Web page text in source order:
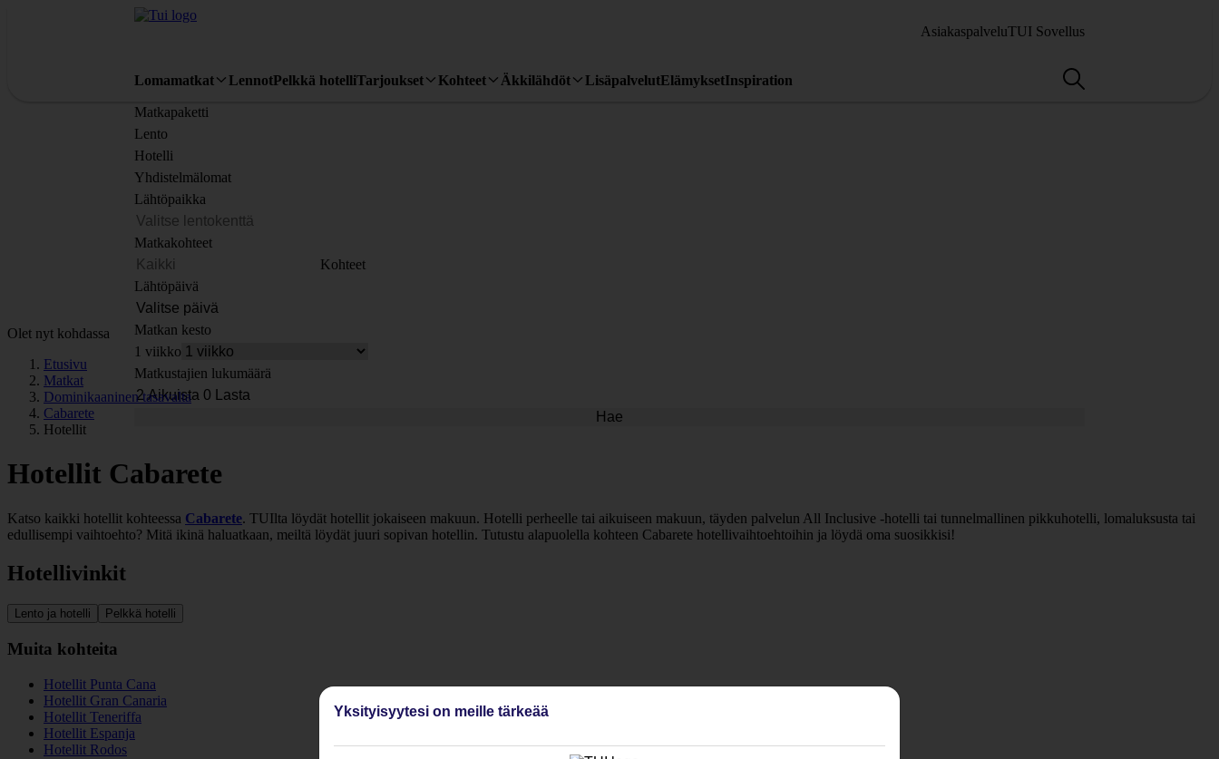
AsiakaspalveluTUI Sovellus
Lomamatkat LennotPelkkä hotelliTarjoukset Kohteet Äkkilähdöt LisäpalvelutElämyksetInspiration
Matkapaketti
Lento
Hotelli
Yhdistelmälomat
Lähtöpaikka
Matkakohteet
Kohteet
Lähtöpäivä
Matkan kesto
1 viikko
Matkustajien lukumäärä
Hae
Olet nyt kohdassa
Etusivu
Matkat
Dominikaaninen tasavalta
Cabarete
Hotellit
Hotellit Cabarete
Katso kaikki hotellit kohteessa Cabarete. TUIlta löydät hotellit jokaiseen makuun. Hotelli perheelle tai aikuiseen makuun, täyden palvelun All Inclusive -hotelli tai tunnelmallinen pikkuhotelli, lomaluksusta tai
edullisempi vaihtoehto? Mitä ikinä haluatkaan, meiltä löydät juuri sopivan hotellin. Tutustu alapuolella kohteen Cabarete hotellivaihtoehtoihin ja löydä oma suosikkisi!
Hotellivinkit
Lento ja hotelli Pelkkä hotelli
Muita kohteita
Hotellit Punta Cana
Hotellit Gran Canaria
Hotellit Teneriffa
Hotellit Espanja
Hotellit Rodos
Yksityisyytesi on meille tärkeää